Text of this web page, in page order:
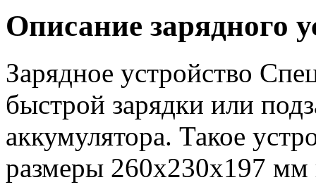
Описание зарядного
Зарядное устройство
быстрой зарядки или
аккумулятора. Такое
размеры 260х230х197